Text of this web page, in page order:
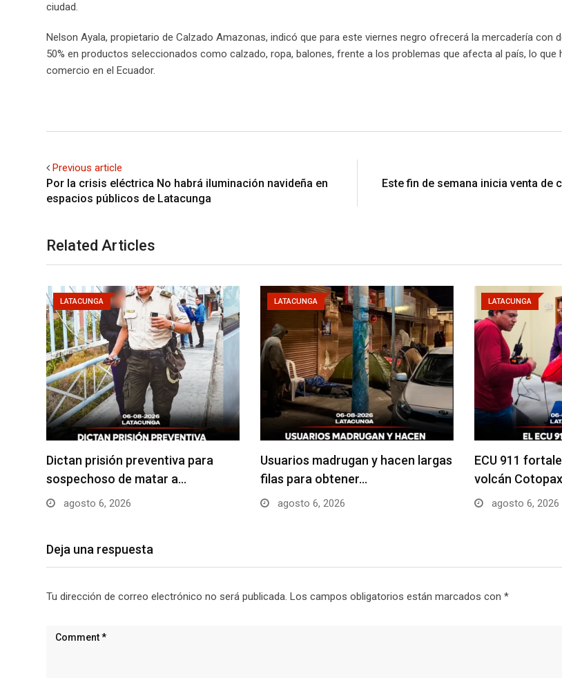
ciudad.
Nelson Ayala, propietario de Calzado Amazonas, indicó que para este viernes negro ofrecerá la mercadería con
50% en productos seleccionados como calzado, ropa, balones, frente a los problemas que afecta al país, lo que
comercio en el Ecuador.
Previous article
Por la crisis eléctrica No habrá iluminación navideña en
espacios públicos de Latacunga
Este fin de semana inicia venta de
Related Articles
LATACUNGA
Dictan prisión preventiva para
sospechoso de matar a…
agosto 6, 2026
LATACUNGA
Usuarios madrugan y hacen largas
filas para obtener…
agosto 6, 2026
LATACUNGA
ECU 911
volcán
agosto 6, 2026
Deja una respuesta
Tu dirección de correo electrónico no será publicada. Los campos obligatorios están marcados con *